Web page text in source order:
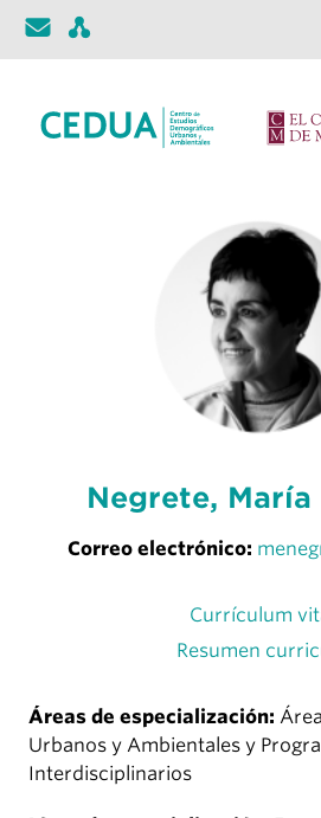
Negrete, María
Correo electrónico:
Currículum
Resumen
Áreas de especialización:
Urbanos y Ambientales y
Interdisciplinarios